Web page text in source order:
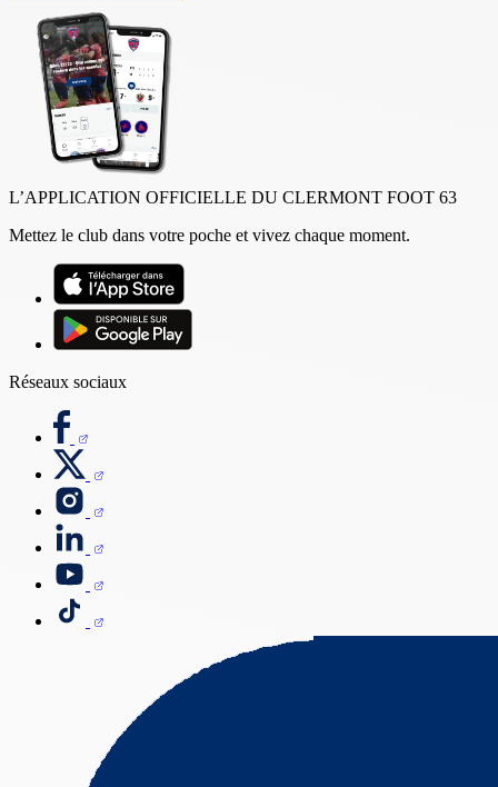
L’APPLICATION OFFICIELLE DU CLERMONT FOOT 63
Mettez le club dans votre poche et vivez chaque moment.
Réseaux sociaux